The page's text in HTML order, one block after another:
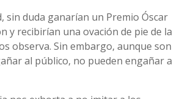
sin duda ganarían un Premio Óscar
y recibirían una ovación de pie de la
observa. Sin embargo, aunque son
al público, no pueden engañar a